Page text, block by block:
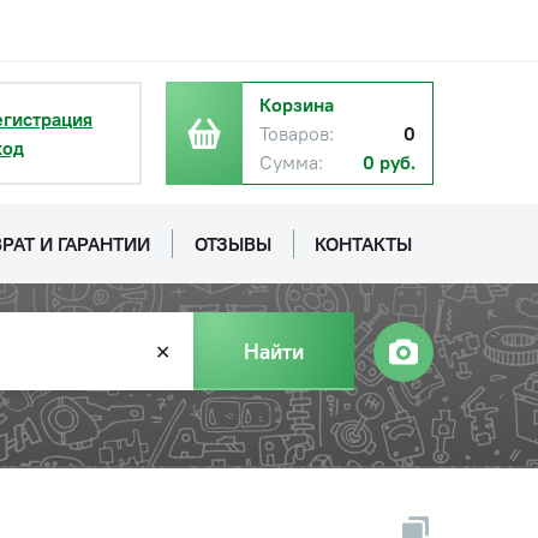
Корзина
Товаров:
0
Сумма:
0 руб.
И ГАРАНТИИ ОТЗЫВЫ КОНТАКТЫ
✕ Найти